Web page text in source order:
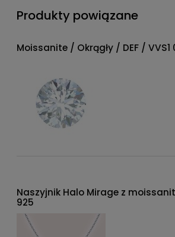
Produkty powiązane
Moissanite / Okrągły / DEF /
Naszyjnik Halo Mirage z
925